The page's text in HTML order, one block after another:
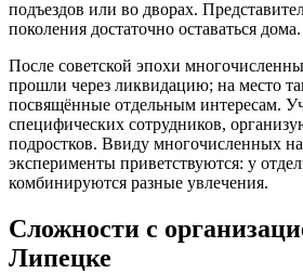
подъездов или во дворах.
поколения достаточно оставаться дома.
После советской эпохи
прошли через ликвидацию; на место
посвящённые отдельным интересам.
специфических сотрудников,
подростков. Ввиду многочисленных
эксперименты приветствуются: у
комбинируются разные увлечения.
Сложности с
Липецке